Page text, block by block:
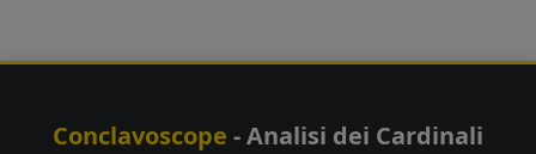
Conclavoscope - Analisi dei Cardinali